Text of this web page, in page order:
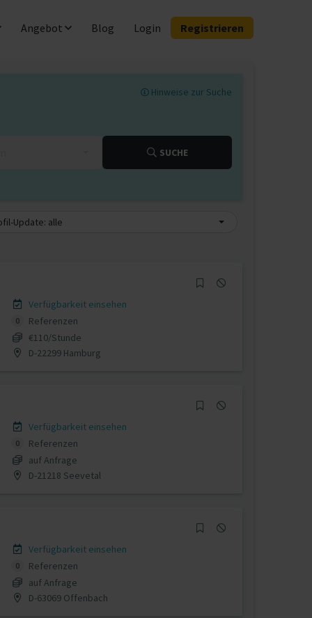
Angebot Blog Login Registrieren
Hinweise zur Suche
SUCHE
Update: alle
Verfügbarkeit einsehen
0
Referenzen
€110/Stunde
D-22299 Hamburg
Verfügbarkeit einsehen
0
Referenzen
auf Anfrage
D-21218 Seevetal
Verfügbarkeit einsehen
0
Referenzen
auf Anfrage
D-63069 Offenbach